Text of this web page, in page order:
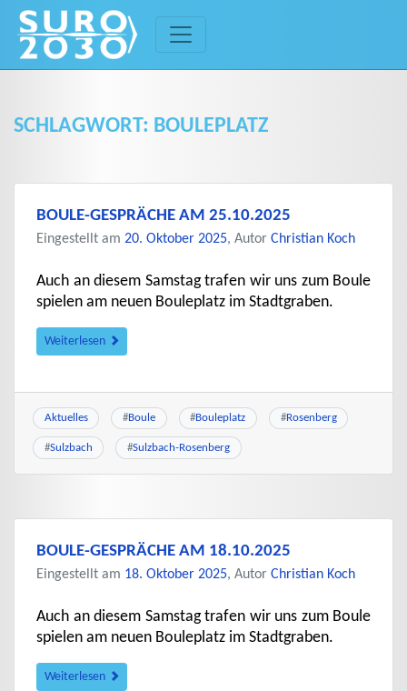
content
SCHLAGWORT: BOULEPLATZ
BOULE-GESPRÄCHE AM 25.10.2025
Eingestellt am 20. Oktober 2025, Autor Christian Koch
Auch an diesem Samstag trafen wir uns zum Boule
spielen am neuen Bouleplatz im Stadtgraben.
Weiterlesen
Aktuelles #Boule #Bouleplatz #Rosenberg
#Sulzbach #Sulzbach-Rosenberg
BOULE-GESPRÄCHE AM 18.10.2025
Eingestellt am 18. Oktober 2025, Autor Christian Koch
Auch an diesem Samstag trafen wir uns zum Boule
spielen am neuen Bouleplatz im Stadtgraben.
Weiterlesen